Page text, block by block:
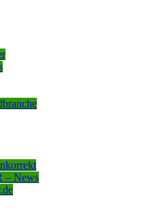
– News